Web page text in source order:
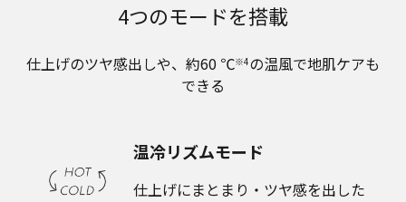
4つのモードを搭載
仕上げのツヤ感出しや、約60 ℃※4の温風で地肌ケアも
できる
温冷リズムモード
仕上げにまとまり・ツヤ感を出した